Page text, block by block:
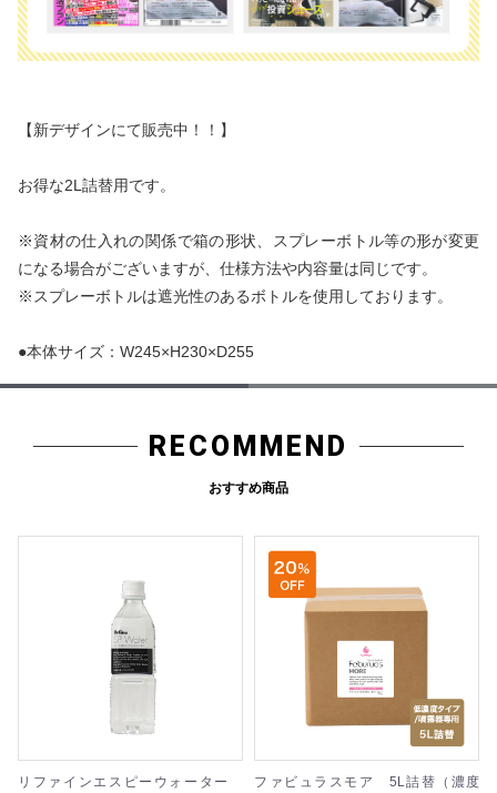
【新デザインにて販売中！！】
お得な2L詰替用です。
※資材の仕入れの関係で箱の形状、スプレーボトル等の形が変更
になる場合がございますが、仕様方法や内容量は同じです。
※スプレーボトルは遮光性のあるボトルを使用しております。
●本体サイズ：W245×H230×D255
RECOMMEND
おすすめ商品
リファインエスピーウォーター
ファビュラスモア 5L詰替（濃度